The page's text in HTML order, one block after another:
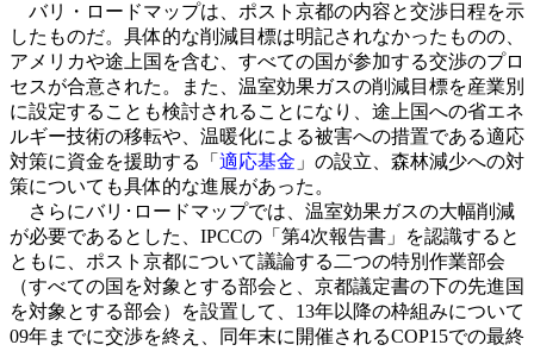
バリ・ロードマップは、ポスト京都の内容と交渉日程を示
したものだ。具体的な削減目標は明記されなかったものの、
アメリカや途上国を含む、すべての国が参加する交渉のプロ
セスが合意された。また、温室効果ガスの削減目標を産業別
に設定することも検討されることになり、途上国への省エネ
ルギー技術の移転や、温暖化による被害への措置である適応
対策に資金を援助する「 適応基金 」の設立、森林減少への対
策についても具体的な進展があった。
さらにバリ･ロードマップでは、温室効果ガスの大幅削減
が必要であるとした、IPCCの「第4次報告書」を認識すると
ともに、ポスト京都について議論する二つの特別作業部会
（すべての国を対象とする部会と、京都議定書の下の先進国
を対象とする部会）を設置して、13年以降の枠組みについて
09年までに交渉を終え、同年末に開催されるCOP15での最終